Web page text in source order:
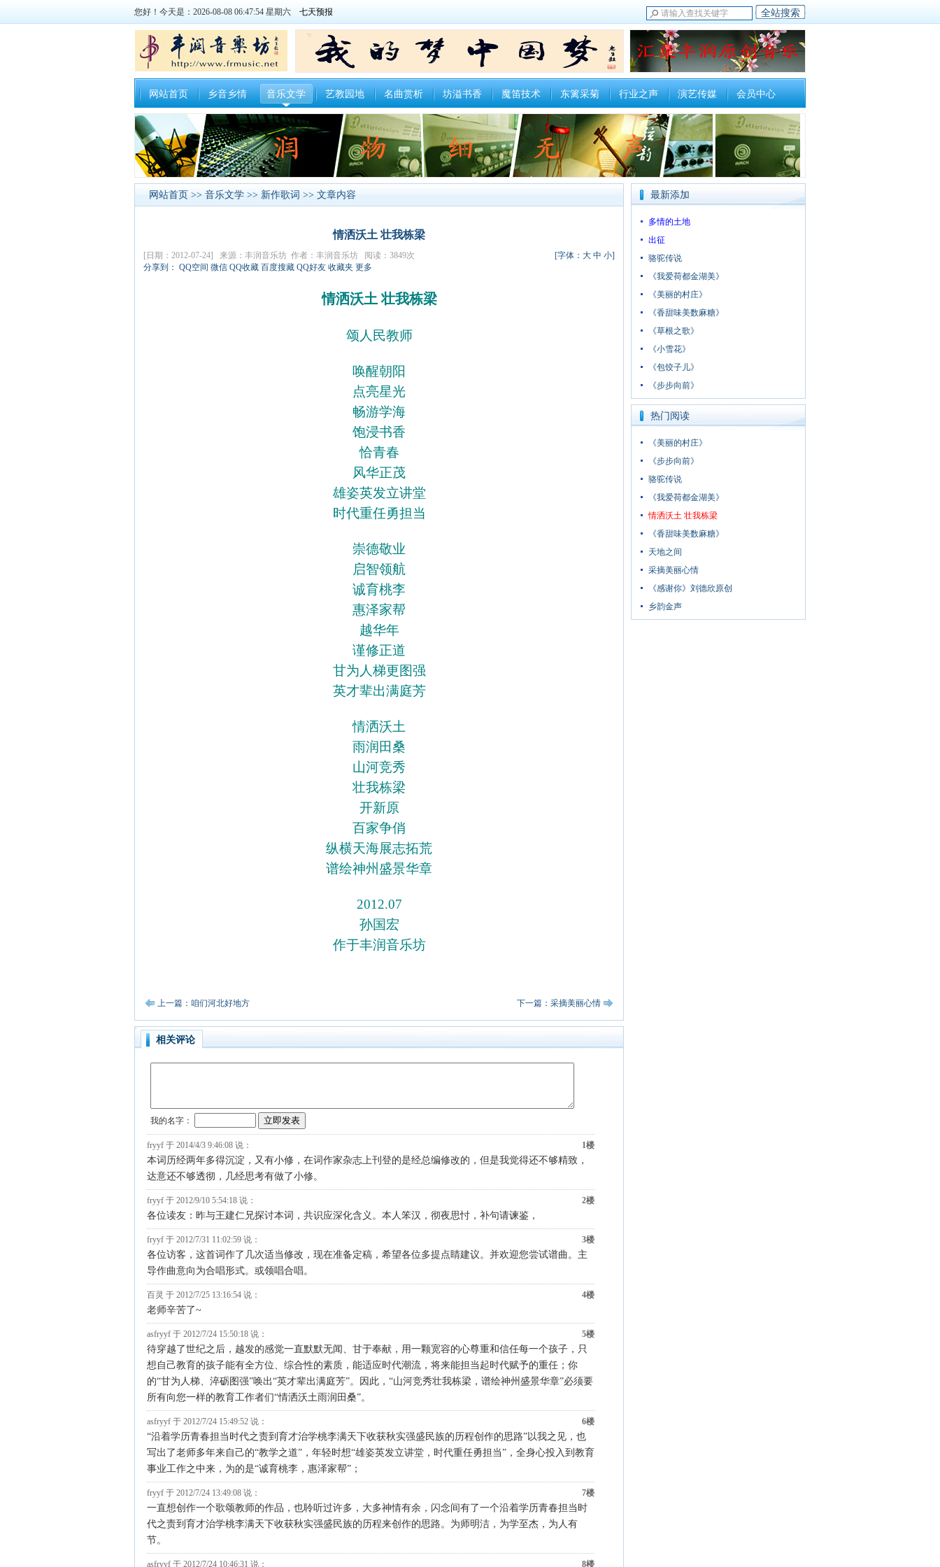
您好！今天是：2026-08-08 06:47:55 星期六
网站首页 乡音乡情 音乐文学 艺教园地 名曲赏析 坊溢书香 魔笛技术 东篱采菊 行业之声 演艺传媒 会员中心
网站首页 >> 音乐文学 >> 新作歌词 >> 文章内容
情洒沃土 壮我栋梁
[日期：2012-07-24] 来源：丰润音乐坊 作者：丰润音乐坊 阅读：3849次 [字体： 大 中 小]
分享到： QQ空间 微信 QQ收藏 百度搜藏 QQ好友 收藏夹 更多
情洒沃土 壮我栋梁
颂人民教师
唤醒朝阳
点亮星光
畅游学海
饱浸书香
恰青春
风华正茂
雄姿英发立讲堂
时代重任勇担当
崇德敬业
启智领航
诚育桃李
惠泽家帮
越华年
谨修正道
甘为人梯更图强
英才辈出满庭芳
情洒沃土
雨润田桑
山河竞秀
壮我栋梁
开新原
百家争俏
纵横天海展志拓荒
谱绘神州盛景华章
2012.07
孙国宏
作于丰润音乐坊
上一篇：咱们河北好地方 下一篇：采摘美丽心情
相关评论
最新添加
多情的土地
出征
骆驼传说
《我爱荷都金湖美》
《美丽的村庄》
《香甜味美数麻糖》
《草根之歌》
《小雪花》
《包饺子儿》
《步步向前》
热门阅读
《美丽的村庄》
《步步向前》
骆驼传说
《我爱荷都金湖美》
情洒沃土 壮我栋梁
《香甜味美数麻糖》
天地之间
采摘美丽心情
《感谢你》刘德欣原创
乡韵金声